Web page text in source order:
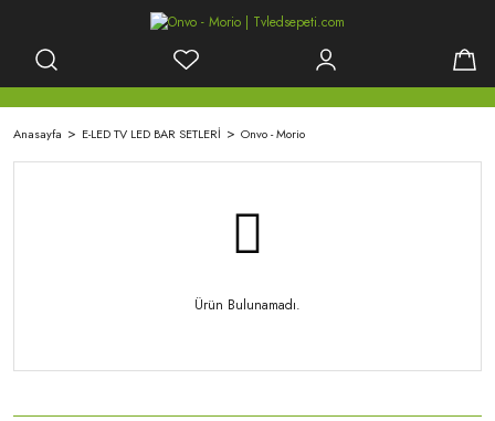
Anasayfa E-LED TV LED BAR SETLERİ Onvo - Morio
Ürün Bulunamadı.